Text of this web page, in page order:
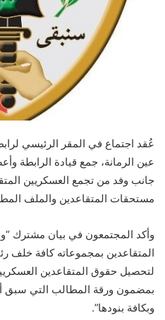
عُقد اجتماع في المقر الرئيسي
عين الرمانة، جمع قيادة الرابطة
جانب وفد من تجمع العسكريين
مستحقات المتقاعدين والملف
وأكد المجتمعون في بيان مشترك
المتقاعدين بمجموعاته كافة خلف
لتحصيل حقوق المتقاعدين
بمضمون ورقة المطالب التي سبق
وبكافة بنودها”.